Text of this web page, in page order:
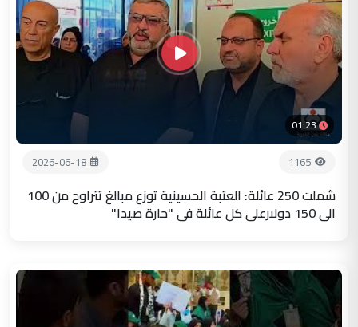
01:23
1165
2026-06-18
شملت 250 عائلة: العتبة الحسينية توزع مبالغ تتراوح من 100
الى 150 دولارعلى كل عائلة في "حارة صيدا"